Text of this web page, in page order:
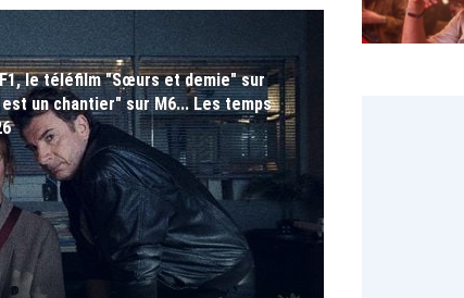
le téléfilm "Sœurs et demie" sur
un chantier" sur M6... Les temps